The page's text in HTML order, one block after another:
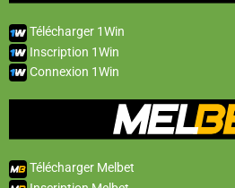
Télécharger 1Win
Inscription 1Win
Connexion 1Win
Télécharger Melbet